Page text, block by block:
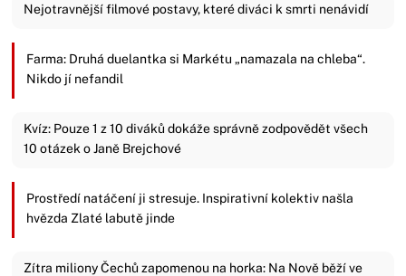
Nejotravnější filmové postavy, které diváci k smrti nenávidí
Farma: Druhá duelantka si Markétu „namazala na chleba“.
Nikdo jí nefandil
Kvíz: Pouze 1 z 10 diváků dokáže správně zodpovědět všech
10 otázek o Janě Brejchové
Prostředí natáčení ji stresuje. Inspirativní kolektiv našla
hvězda Zlaté labutě jinde
Zítra miliony Čechů zapomenou na horka: Na Nově běží ve